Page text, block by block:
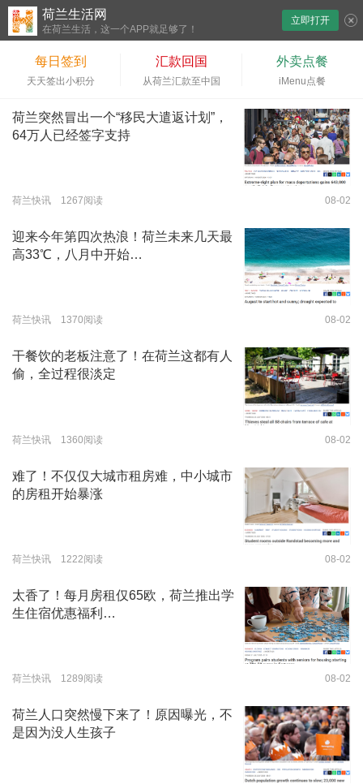
荷兰生活网
在荷兰生活，这一个APP就足够了！
立即打开
每日签到
天天签出小积分
汇款回国
从荷兰汇款至中国
外卖点餐
iMenu点餐
荷兰突然冒出一个“移民大遣返计划”，
64万人已经签字支持
荷兰快讯 1267阅读 08-02
迎来今年第四次热浪！荷兰未来几天最
高33℃，八月中开始…
荷兰快讯 1370阅读 08-02
干餐饮的老板注意了！在荷兰这都有人
偷，全过程很淡定
荷兰快讯 1360阅读 08-02
难了！不仅仅大城市租房难，中小城市
的房租开始暴涨
荷兰快讯 1222阅读 08-02
太香了！每月房租仅65欧，荷兰推出学
生住宿优惠福利…
荷兰快讯 1289阅读 08-02
荷兰人口突然慢下来了！原因曝光，不
是因为没人生孩子